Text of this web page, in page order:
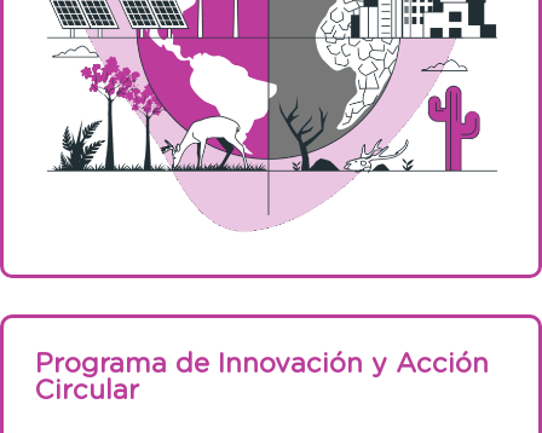
Programa de Innovación y Acción
Circular